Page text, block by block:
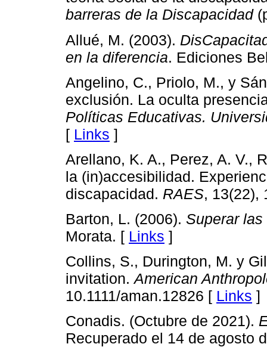
barreras de la Discapacidad
Allué, M. (2003).
en la diferencia. Ediciones
Angelino, C., Priolo, M., y
exclusión. La oculta
Políticas Educativas.
[ Links ]
Arellano, K. A., Perez, A. V.,
la (in)accesibilidad.
discapacidad. RAES, 13(22),
Barton, L. (2006). Superar
Morata. [ Links ]
Collins, S., Durington, M. y
invitation.American
10.1111/aman.12826 [ Links ]
Conadis. (Octubre de 2021).
Recuperado el 14 de agosto